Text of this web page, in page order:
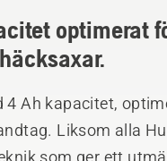
optimerat
4 Ah kapacitet,
Liksom alla
utmärkt förhållande